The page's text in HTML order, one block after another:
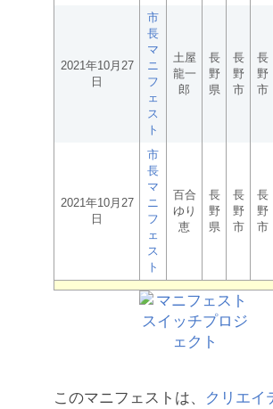
2021年10月27
日
市
長
マ
ニ
フ
ェ
ス
ト
土屋
龍一
郎
長
野
県
長
野
市
長
野
市
2021年10月27
日
市
長
マ
ニ
フ
ェ
ス
ト
百合
ゆり
恵
長
野
県
長
野
市
長
野
市
このマニフェストは、
クリエイ